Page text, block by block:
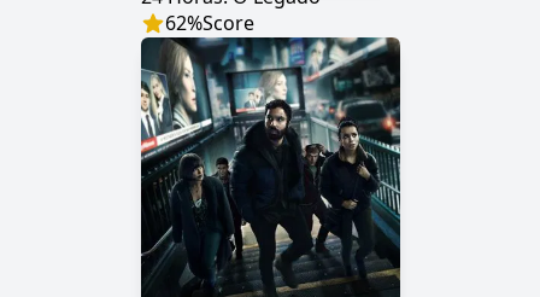
62%Score